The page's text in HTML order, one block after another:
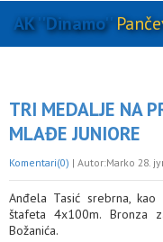
AK ''Dinamo''
MULTIMEDIJA
OSTALO
TRI MEDALJE NA
MLAĐE JUNIORE
Komentari(0) | Autor:Marko 28.
Anđela Tasić srebrna, kao
štafeta 4x100m. Bronza
Božanića.